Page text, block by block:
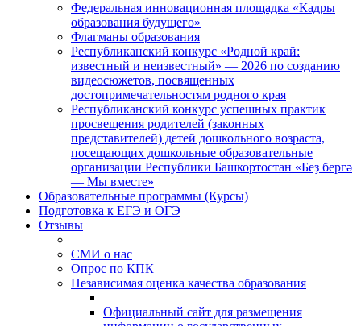
Федеральная инновационная площадка «Кадры
образования будущего»
Флагманы образования
Республиканский конкурс «Родной край:
известный и неизвестный» — 2026 по созданию
видеосюжетов, посвященных
достопримечательностям родного края
Республиканский конкурс успешных практик
просвещения родителей (законных
представителей) детей дошкольного возраста,
посещающих дошкольные образовательные
организации Республики Башкортостан «Беҙ бергә
— Мы вместе»
Образовательные программы (Курсы)
Подготовка к ЕГЭ и ОГЭ
Отзывы
СМИ о нас
Опрос по КПК
Независимая оценка качества образования
Официальный сайт для размещения